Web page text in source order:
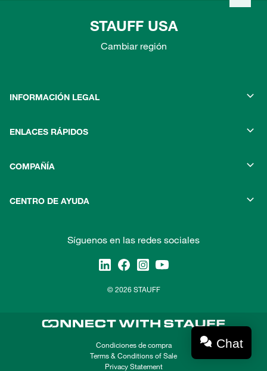
STAUFF USA
Cambiar región
INFORMACIÓN LEGAL
ENLACES RÁPIDOS
COMPAÑÍA
CENTRO DE AYUDA
Síguenos en las redes sociales
© 2026 STAUFF
Condiciones de compra
Terms & Conditions of Sale
Privacy Statement
Chat